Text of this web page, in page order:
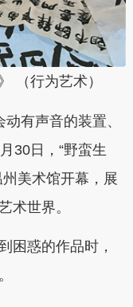
（行为艺术）
有声音的装置、
30日，“野蛮生
美术馆开幕，展
术世界。
困惑的作品时，